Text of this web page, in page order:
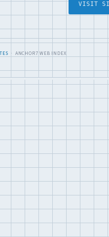
VISIT
· ANCHOR7 WEB INDEX